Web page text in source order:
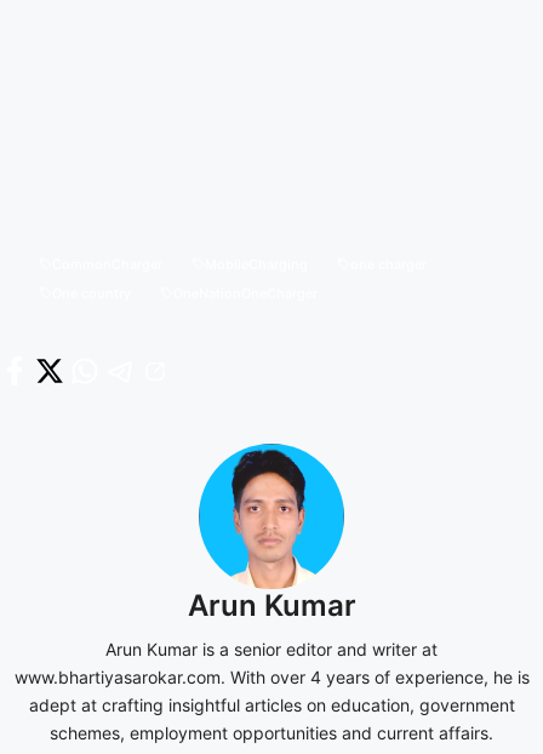
Arun Kumar
Arun Kumar is a senior editor and writer at
www.bhartiyasarokar.com. With over 4 years of experience, he is
adept at crafting insightful articles on education, government
schemes, employment opportunities and current affairs.